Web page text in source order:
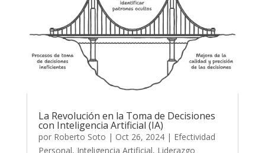
La Revolución en la Toma de Decisiones
con Inteligencia Artificial (IA)
por Roberto Soto | Oct 26, 2024| Efectividad
Personal, Inteligencia Artificial, Liderazgo